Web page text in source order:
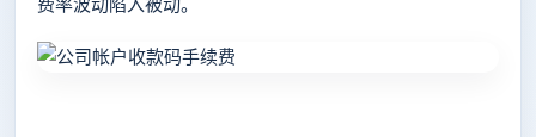
费率波动陷入被动。